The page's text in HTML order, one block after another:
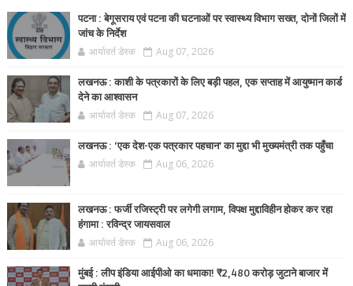
पटना : बेगूसराय एवं पटना की घटनाओं पर स्वास्थ्य विभाग सख्त, दोनों जिलों में
जांच के निर्देश
आर्यावर्त डेस्क Aug 07, 2026
लखनऊ : काशी के पत्रकारों के लिए बड़ी पहल, एक सप्ताह में आयुष्मान कार्ड
देने का आश्वासन
आर्यावर्त डेस्क Aug 07, 2026
लखनऊ : ‘एक देश-एक पत्रकार पहचान’ का मुद्दा भी मुख्यमंत्री तक पहुँचा
आर्यावर्त डेस्क Aug 06, 2026
लखनऊ : फर्जी रजिस्ट्री पर लगेगी लगाम, विपक्ष मुद्दाविहीन होकर कर रहा
हंगामा : रविन्द्र जायसवाल
आर्यावर्त डेस्क Aug 06, 2026
मुंबई : लीप इंडिया आईपीओ का धमाका! ₹2,480 करोड़ जुटाने बाजार में